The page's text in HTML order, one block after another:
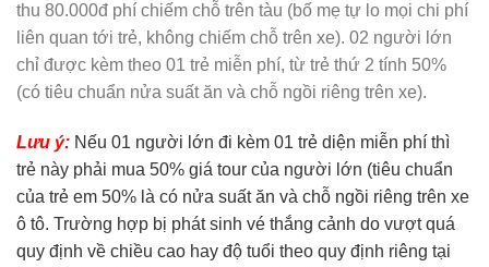
thu 80.000đ phí chiếm chỗ trên tàu (bố mẹ tự lo mọi chi phí
liên quan tới trẻ, không chiếm chỗ trên xe). 02 người lớn
chỉ được kèm theo 01 trẻ miễn phí, từ trẻ thứ 2 tính 50%
(có tiêu chuẩn nửa suất ăn và chỗ ngồi riêng trên xe).
Lưu ý: Nếu 01 người lớn đi kèm 01 trẻ diện miễn phí thì
trẻ này phải mua 50% giá tour của người lớn (tiêu chuẩn
của trẻ em 50% là có nửa suất ăn và chỗ ngồi riêng trên xe
ô tô. Trường hợp bị phát sinh vé thắng cảnh do vượt quá
quy định về chiều cao hay độ tuổi theo quy định riêng tại